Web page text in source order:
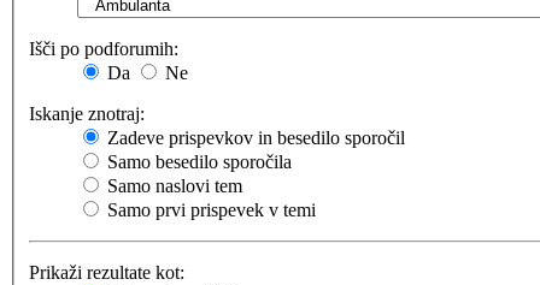
Išči po podforumih:
Da
Ne
Iskanje znotraj:
Zadeve prispevkov in besedilo sporočil
Samo besedilo sporočila
Samo naslovi tem
Samo prvi prispevek v temi
Prikaži rezultate kot: